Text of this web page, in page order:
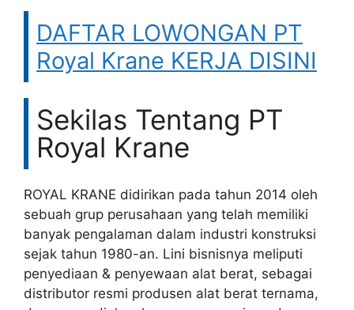
DAFTAR LOWONGAN PT
Royal Krane KERJA DISINI
Sekilas Tentang PT
Royal Krane
ROYAL KRANE didirikan pada tahun 2014 oleh
sebuah grup perusahaan yang telah memiliki
banyak pengalaman dalam industri konstruksi
sejak tahun 1980-an. Lini bisnisnya meliputi
penyediaan & penyewaan alat berat, sebagai
distributor resmi produsen alat berat ternama,